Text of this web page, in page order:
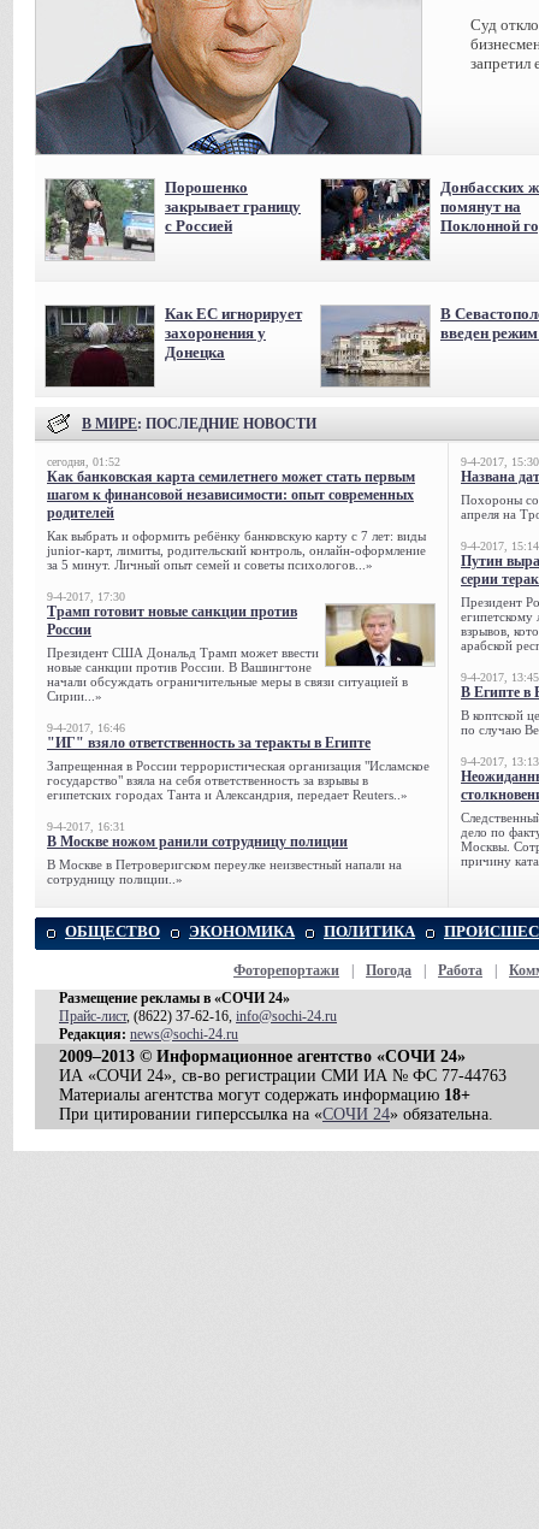
Суд
запретил
Порошенко
закрывает границу
с Россией
Донбасских
помянут на
Поклонной
Как ЕС игнорирует
захоронения у
Донецка
В
введен
В МИРЕ: ПОСЛЕДНИЕ НОВОСТИ
сегодня, 01:52
Как банковская карта семилетнего может стать первым
шагом к финансовой независимости: опыт современных
родителей
Как выбрать и оформить ребёнку банковскую карту с 7 лет: виды
junior-карт, лимиты, родительский контроль, онлайн-оформление
за 5 минут. Личный опыт семей и советы психологов...»
9-4-2017, 17:30
Трамп готовит новые санкции против
России
Президент США Дональд Трамп может ввести
новые санкции против России. В Вашингтоне
начали обсуждать ограничительные меры в связи ситуацией в
Сирии...»
9-4-2017, 16:46
"ИГ" взяло ответственность за теракты в Египте
Запрещенная в России террористическая организация "Исламское
государство" взяла на себя ответственность за взрывы в
египетских городах Танта и Александрия, передает Reuters..»
9-4-2017, 16:31
В Москве ножом ранили сотрудницу полиции
В Москве в Петроверигском переулке неизвестный напали на
сотрудницу полиции..»
9-4-2017, 15:30
Названа
Похороны
апреля на
9-4-2017, 15:14
Путин
серии
Президент
египетскому
взрывов,
арабской
9-4-2017, 13:45
В Египте в
В коптской
по случаю
9-4-2017, 13:13
дело по
Москвы.
причину
ОБЩЕСТВО ЭКОНОМИКА ПОЛИТИКА
Фоторепортажи Погода Работа
Размещение рекламы в «СОЧИ 24»
Прайс-лист, (8622) 37-62-16, info@sochi-24.ru
Редакция: news@sochi-24.ru
2009–2013 © Информационное агентство «СОЧИ 24»
ИА «СОЧИ 24», св-во регистрации СМИ ИА № ФС 77-44763
Материалы агентства могут содержать информацию 18+
При цитировании гиперссылка на «СОЧИ 24» обязательна.